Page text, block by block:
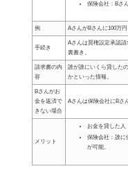
保険会社：Bさ
例 AさんがBさんに100万
手続き
Aさんは質権設定承認
裏書き。
請求書の内
容
誰が誰にいくら貸した
かといった情報。
Bさんがお
金を返済で
きない場合
Aさんは保険会社にBさ
メリット
お金を貸した人
保険会社：誰に
が可能。